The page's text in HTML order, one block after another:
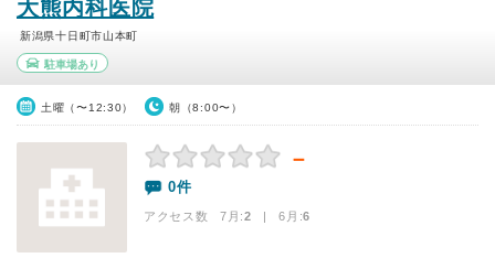
大熊内科医院
新潟県十日町市山本町
駐車場あり
土曜（〜12:30） 朝（8:00〜）
－
0件
アクセス数 7月:2 | 6月:6